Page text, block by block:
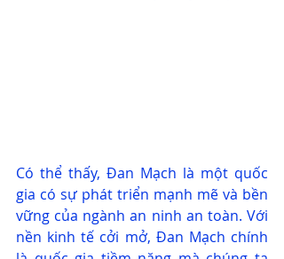
Có thể thấy, Đan Mạch là một quốc
gia có sự phát triển mạnh mẽ và bền
vững của ngành an ninh an toàn. Với
nền kinh tế cởi mở, Đan Mạch chính